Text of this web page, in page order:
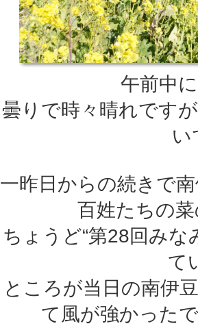
午前中
曇りで時々晴れです
い
一昨日からの続きで
百姓たちの
ちょうど“第28回み
て
ところが当日の南伊
て風が強かった